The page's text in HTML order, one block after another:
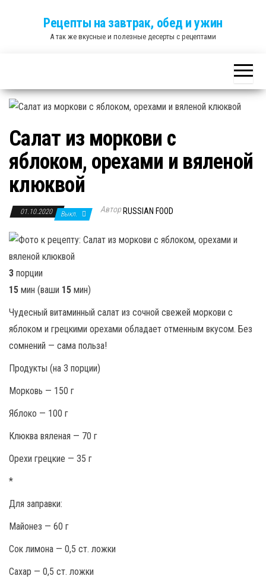
Рецепты на завтрак, обед и ужин
А так же вкусные и полезные десерты с рецептами
Салат из моркови с
яблоком, орехами и вяленой
клюквой
01.10.2020 Выкл. Автор RUSSIAN FOOD
3 порции
15 мин (ваши 15 мин)
Чудесный витаминный салат из сочной свежей моркови с
яблоком и грецкими орехами обладает отменным вкусом. Без
сомнений — сама польза!
Продукты (на 3 порции)
Морковь — 150 г
Яблоко — 100 г
Клюква вяленая — 70 г
Орехи грецкие — 35 г
*
Для заправки:
Майонез — 60 г
Сок лимона — 0,5 ст. ложки
Сахар — 0,5 ст. ложки